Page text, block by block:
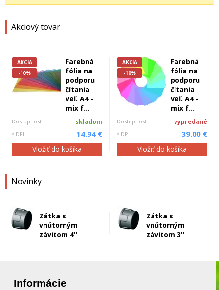
Akciový tovar
AKCIA
-10%
Farebná
fólia na
podporu
čítania
veľ. A4 -
mix f...
Dostupnosť skladom
s DPH 14.94 €
Vložiť do košíka
AKCIA
-10%
Farebná
fólia na
podporu
čítania
veľ. A4 -
mix f...
Dostupnosť vypredané
s DPH 39.00 €
Vložiť do košíka
Novinky
Zátka s
vnútorným
závitom 4''
Zátka s
vnútorným
závitom 3''
Informácie